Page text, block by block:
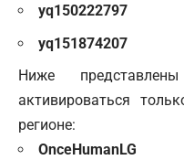
yq150222797
yq151874207
Ниже
активироваться
регионе:
OnceHumanLG